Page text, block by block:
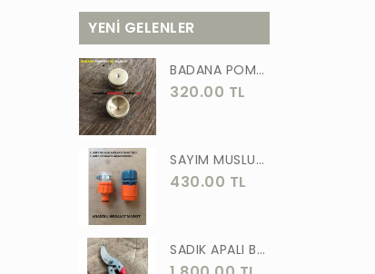
TİĞON
WACKER
GÜNER
ÖRS
FORGED
ASLAN
MEŞEM
YENİ GELENLER
BADANA POMPA UCU PİRİNÇ BADANA POMPASI YAYLI BAŞLIK UÇ 1 ADET
320.00 TL
SAYIM MUSLUK BAĞLANTI ADAPTÖRÜ VE OTOMATİK 2 Lİ SET ADAPTÖR
430.00 TL
SADIK APALI BAĞ BUDAMA MAKASI BİTKİ BUDAMA MAKASI EL YAPIMI